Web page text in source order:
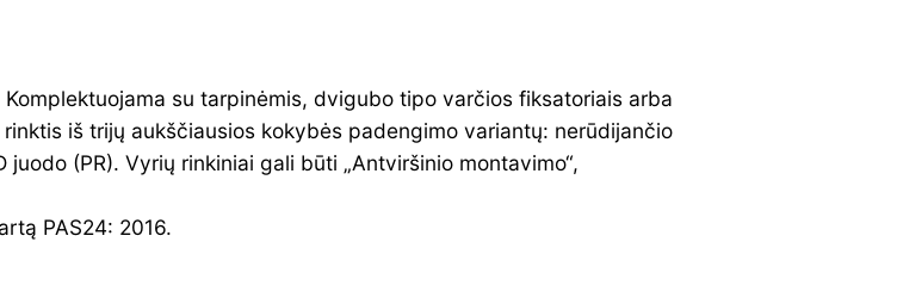
su tarpinėmis, dvigubo tipo varčios fiksatoriais arba
iš trijų aukščiausios kokybės padengimo variantų: nerūdijančio
(PR). Vyrių rinkiniai gali būti „Antviršinio montavimo“,
PAS24: 2016.